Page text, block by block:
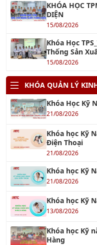
KHÓA HỌC
DIỆN
15/08/2026
Khóa Học
Thống Sản
15/08/2026
KHÓA QUẢN LÝ
Khóa Học Kỹ
21/08/2026
Khóa học Kỹ
Điện Thoại
21/08/2026
Khóa học Kỹ
21/08/2026
Khóa học Kỹ
13/08/2026
Khóa học Kỹ
Hàng